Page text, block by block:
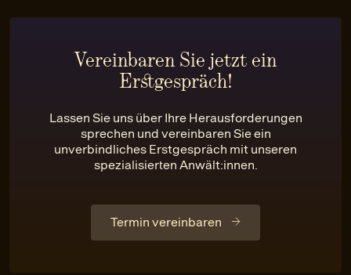
Vereinbaren Sie jetzt ein
Erstgespräch!
Lassen Sie uns über Ihre Herausforderungen
sprechen und vereinbaren Sie ein
unverbindliches Erstgespräch mit unseren
spezialisierten Anwält:innen.
Termin vereinbaren